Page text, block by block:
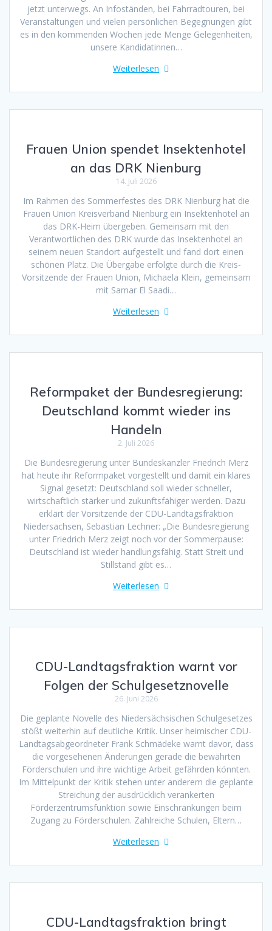
jetzt unterwegs. An Infoständen, bei Fahrradtouren, bei
Veranstaltungen und vielen persönlichen Begegnungen gibt
es in den kommenden Wochen jede Menge Gelegenheiten,
unsere Kandidatinnen…
Weiterlesen
Frauen Union spendet Insektenhotel
an das DRK Nienburg
14. Juli 2026
Im Rahmen des Sommerfestes des DRK Nienburg hat die
Frauen Union Kreisverband Nienburg ein Insektenhotel an
das DRK-Heim übergeben. Gemeinsam mit den
Verantwortlichen des DRK wurde das Insektenhotel an
seinem neuen Standort aufgestellt und fand dort einen
schönen Platz. Die Übergabe erfolgte durch die Kreis-
Vorsitzende der Frauen Union, Michaela Klein, gemeinsam
mit Samar El Saadi…
Weiterlesen
Reformpaket der Bundesregierung:
Deutschland kommt wieder ins
Handeln
2. Juli 2026
Die Bundesregierung unter Bundeskanzler Friedrich Merz
hat heute ihr Reformpaket vorgestellt und damit ein klares
Signal gesetzt: Deutschland soll wieder schneller,
wirtschaftlich stärker und zukunftsfähiger werden. Dazu
erklärt der Vorsitzende der CDU-Landtagsfraktion
Niedersachsen, Sebastian Lechner: „Die Bundesregierung
unter Friedrich Merz zeigt noch vor der Sommerpause:
Deutschland ist wieder handlungsfähig. Statt Streit und
Stillstand gibt es…
Weiterlesen
CDU-Landtagsfraktion warnt vor
Folgen der Schulgesetznovelle
26. Juni 2026
Die geplante Novelle des Niedersächsischen Schulgesetzes
stößt weiterhin auf deutliche Kritik. Unser heimischer CDU-
Landtagsabgeordneter Frank Schmädeke warnt davor, dass
die vorgesehenen Änderungen gerade die bewährten
Förderschulen und ihre wichtige Arbeit gefährden könnten.
Im Mittelpunkt der Kritik stehen unter anderem die geplante
Streichung der ausdrücklich verankerten
Förderzentrumsfunktion sowie Einschränkungen beim
Zugang zu Förderschulen. Zahlreiche Schulen, Eltern…
Weiterlesen
CDU-Landtagsfraktion bringt